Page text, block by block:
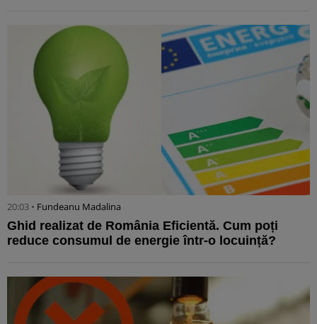
20:03 • Fundeanu Madalina
Ghid realizat de România Eficientă. Cum poți
reduce consumul de energie într-o locuință?